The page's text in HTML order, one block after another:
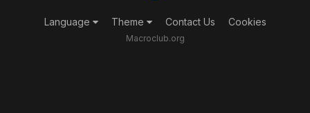
Language Theme Contact Us Cookies
Macroclub.org